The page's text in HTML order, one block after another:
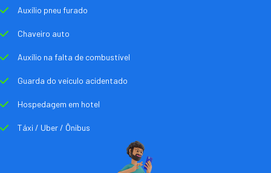
Auxílio pneu furado
Chaveiro auto
Auxílio na falta de combustível
Guarda do veículo acidentado
Hospedagem em hotel
Táxi / Uber / Ônibus